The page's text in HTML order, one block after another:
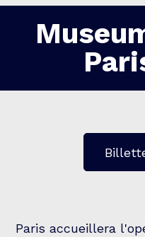
Paris accueillera